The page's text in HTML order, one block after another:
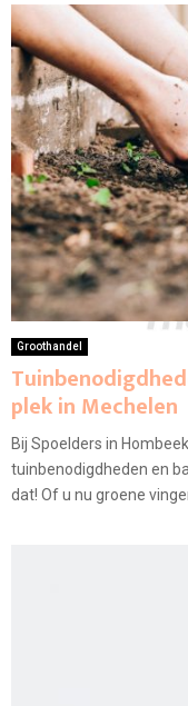
Groothandel
plek in Mechelen
Bij Spoelders in
tuinbenodigdheden en
dat! Of u nu groene